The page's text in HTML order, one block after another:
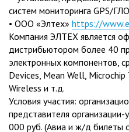
систем мониторинга GPS/
• ООО «Элтех» https://
Компания ЭЛТЕХ является
дистрибьютором более 40
электронных компонентов,
Devices, Mean Well, Microchip
Wireless и т.д.
Условия участия:
представителя организации-
000 руб. (Авиа и ж/д билеты